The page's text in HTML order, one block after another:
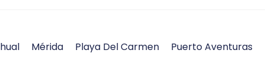
Mérida Playa Del Carmen Puerto Aventuras